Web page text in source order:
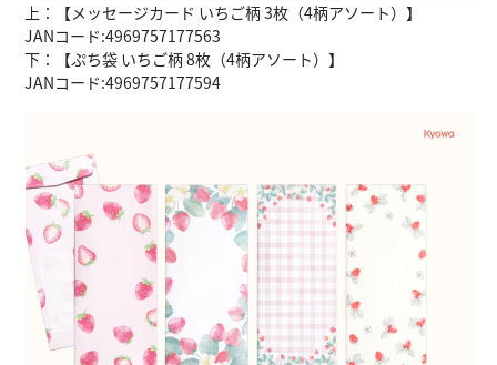
上：【メッセージカード いちご柄 3枚（4柄アソート）】
JANコード:4969757177563
下：【ぷち袋 いちご柄 8枚（4柄アソート）】
JANコード:4969757177594